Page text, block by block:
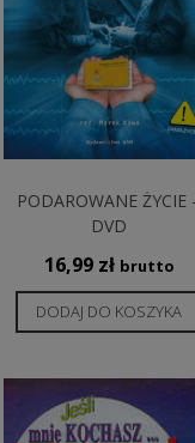
PODAROWANE ŻYCIE
DVD
16,99 zł brutto
DODAJ DO KOSZYKA